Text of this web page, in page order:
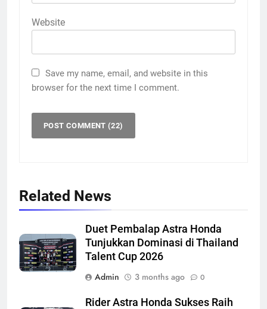
Website
Save my name, email, and website in this
browser for the next time I comment.
Related News
Duet Pembalap Astra Honda
Tunjukkan Dominasi di Thailand
Talent Cup 2026
Admin
3 months ago 0
Rider Astra Honda Sukses Raih